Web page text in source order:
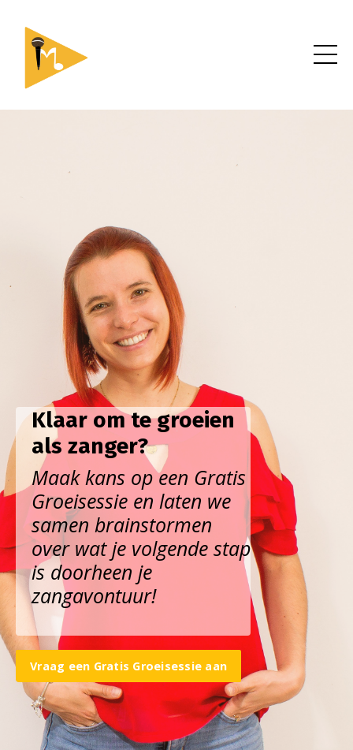
Klaar om te groeien
als zanger?
Maak kans op een Gratis
Groeisessie en laten we
samen brainstormen
over wat je volgende stap
is doorheen je
zangavontuur!
Vraag een Gratis Groeisessie aan